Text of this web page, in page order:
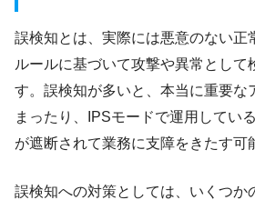
誤検知とは、実際には悪意のない正
ルールに基づいて攻撃や異常として
す。誤検知が多いと、本当に重要な
まったり、IPSモードで運用してい
が遮断されて業務に支障をきたす可
誤検知への対策としては、いくつか